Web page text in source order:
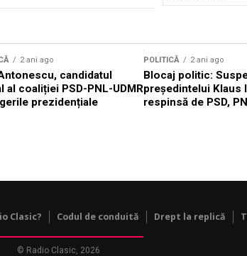
2 ani ago
candidatul
al coaliției PSD-PNL-UDMR
prezidențiale
POLITICĂ 2 ani ago
Blocaj politic:
președintelui Klaus
respinsă de PSD,
Clasic? Codul de conduită Drept la replică
© Radio Clasic, 2026